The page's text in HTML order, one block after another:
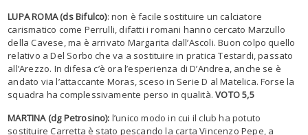
LUPA ROMA (ds Bifulco): non è facile sostituire un calciatore
carismatico come Perrulli, difatti i romani hanno cercato Marzullo
della Cavese, ma è arrivato Margarita dall’Ascoli. Buon colpo quello
relativo a Del Sorbo che va a sostituire in pratica Testardi, passato
all’Arezzo. In difesa c’è ora l’esperienza di D’Andrea, anche se è
andato via l’attaccante Moras, sceso in Serie D al Matelica. Forse la
squadra ha complessivamente perso in qualità.VOTO 5,5
MARTINA (dg Petrosino): l’unico modo in cui il club ha potuto
sostituire Carretta è stato pescando la carta Vincenzo Pepe, a